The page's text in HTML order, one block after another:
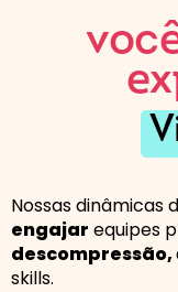
Nossas dinâmicas
engajar equipes
descompressão,
skills.